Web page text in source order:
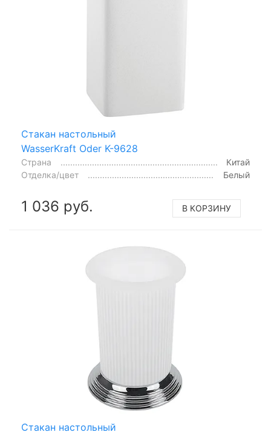
Стакан настольный
WasserKraft Oder K-9628
Страна
Китай
Отделка/цвет
Белый
1 036 руб. В КОРЗИНУ
Стакан настольный